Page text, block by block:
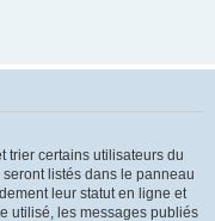
trier certains utilisateurs du
listés dans le panneau
leur statut en ligne et
utilisé, les messages publiés